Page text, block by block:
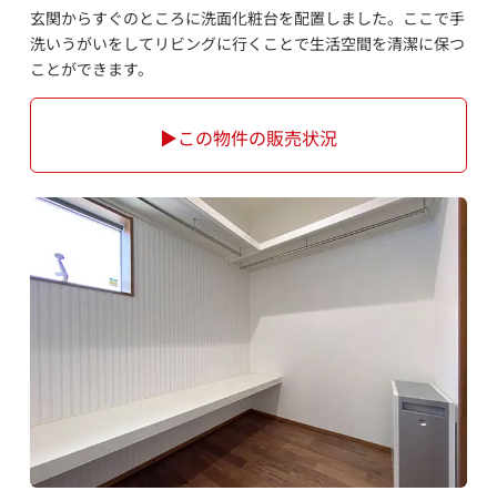
玄関からすぐのところに洗面化粧台を配置しました。ここで手
洗いうがいをしてリビングに行くことで生活空間を清潔に保つ
ことができます。
▶この物件の販売状況